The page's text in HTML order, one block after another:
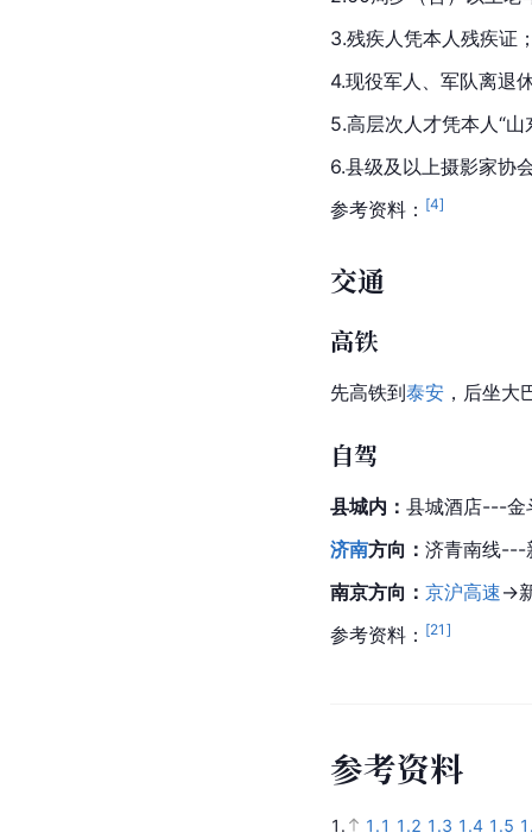
3.残疾人凭本人残疾证
4.现役军人、军队离退
5.高层次人才凭本人“山
6.县级及以上摄影家协
参考资料： [4]
交通
高铁
先高铁到泰安 ，后坐大
自驾
县城内： 县城酒店---
济南方向： 济青南线---
南京方向： 京沪高速→
参考资料： [21 ]
参考资料
1. 1.1 1.2 1.3 1.4 1.5